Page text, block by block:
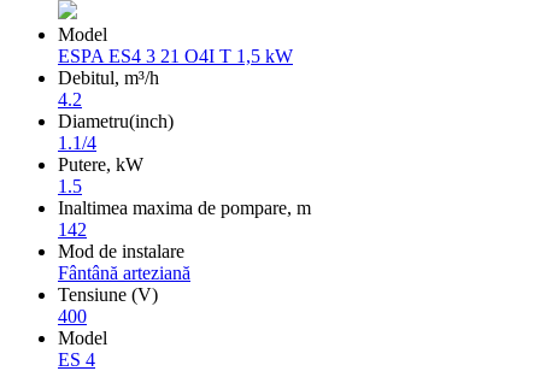
Model
ESPA ES4 3 21 O4I T 1,5 kW
Debitul, m³/h
4.2
Diametru(inch)
1.1/4
Putere, kW
1.5
Inaltimea maxima de pompare, m
142
Mod de instalare
Fântână arteziană
Tensiune (V)
400
Model
ES 4